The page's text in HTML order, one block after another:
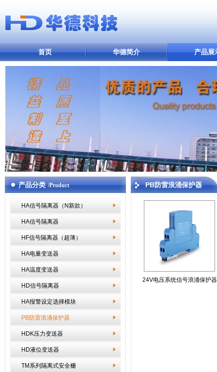
首页 华德简介 产品展
产品分类 /Product
HA信号隔离器（N新款）
HA信号隔离器
HF信号隔离器（超薄）
HA电量变送器
HA温度变送器
HD信号隔离器
HA报警设定选择模块
PB防雷浪涌保护器
HDK压力变送器
HD液位变送器
TM系列隔离式安全栅
PB防雷浪涌保护器
24V电压系统信号浪涌保护器